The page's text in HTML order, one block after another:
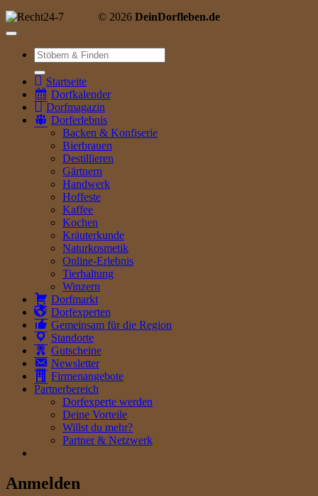
© 2026 DeinDorfleben.de
Suche
nach:
Startseite
Dorfkalender
Dorfmagazin
Dorferlebnis
Backen & Konfiserie
Bierbrauen
Destillieren
Gärtnern
Handwerk
Hoffeste
Kaffee
Kochen
Kräuterkunde
Naturkosmetik
Online-Erlebnis
Tierhaltung
Winzern
Dorfmarkt
Dorfexperten
Gemeinsam für die Region
Standorte
Gutscheine
Newsletter
Firmenangebote
Partnerbereich
Dorfexperte werden
Deine Vorteile
Willst du mehr?
Partner & Netzwerk
Anmelden